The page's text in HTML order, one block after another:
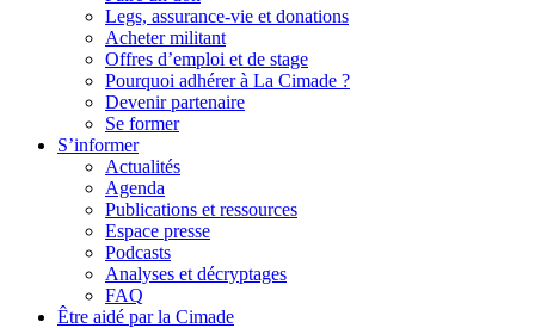
Legs, assurance-vie et donations
Acheter militant
Offres d’emploi et de stage
Pourquoi adhérer à La Cimade ?
Devenir partenaire
Se former
S’informer
Actualités
Agenda
Publications et ressources
Espace presse
Podcasts
Analyses et décryptages
FAQ
Être aidé par la Cimade